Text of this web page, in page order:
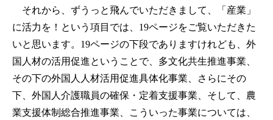
それから、ずうっと飛んでいただきまして、「産業」
に活力を！という項目では、19ページをご覧いただきた
いと思います。19ページの下段でありますけれども、外
国人材の活用促進ということで、多文化共生推進事業、
その下の外国人人材活用促進具体化事業、さらにその
下、外国人介護職員の確保・定着支援事業、そして、農
業支援体制総合推進事業、こういった事業については、